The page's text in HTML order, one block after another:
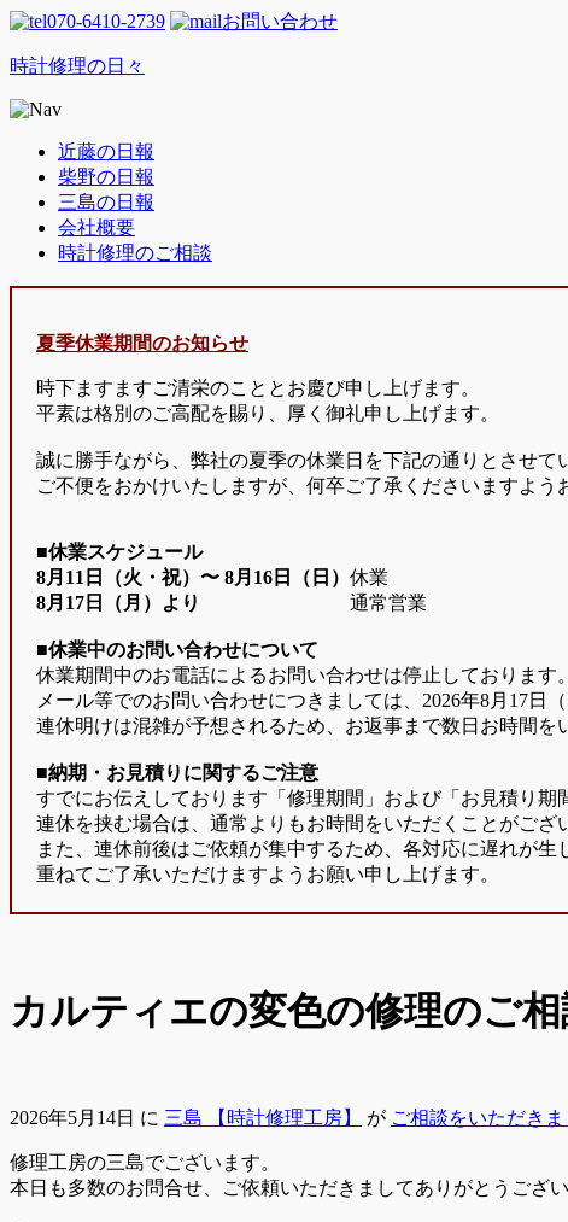
070-6410-2739 お問い合わせ
時計修理の日々
近藤の日報
柴野の日報
三島の日報
会社概要
時計修理のご相談
夏季休業期間のお知らせ
時下ますますご清栄のこととお慶び申し上げます。
平素は格別のご高配を賜り、厚く御礼申し上げます。
誠に勝手ながら、弊社の夏季の休業日を下記の通りとさせて
ご不便をおかけいたしますが、何卒ご了承くださいますよう
■休業スケジュール
8月11日（火・祝）〜 8月16日（日） 休業
8月17日（月）より
通常営業
■休業中のお問い合わせについて
休業期間中のお電話によるお問い合わせは停止しております。
メール等でのお問い合わせにつきましては、2026年8月17日
連休明けは混雑が予想されるため、お返事まで数日お時間を
■納期・お見積りに関するご注意
すでにお伝えしております「修理期間」および「お見積り期
連休を挟む場合は、通常よりもお時間をいただくことがござ
また、連休前後はご依頼が集中するため、各対応に遅れが生
重ねてご了承いただけますようお願い申し上げます。
カルティエの変色の修理のご
2026年5月14日 に 三島 【時計修理工房】 が ご相談をいただきま
修理工房の三島でございます。
本日も多数のお問合せ、ご依頼いただきましてありがとうござい